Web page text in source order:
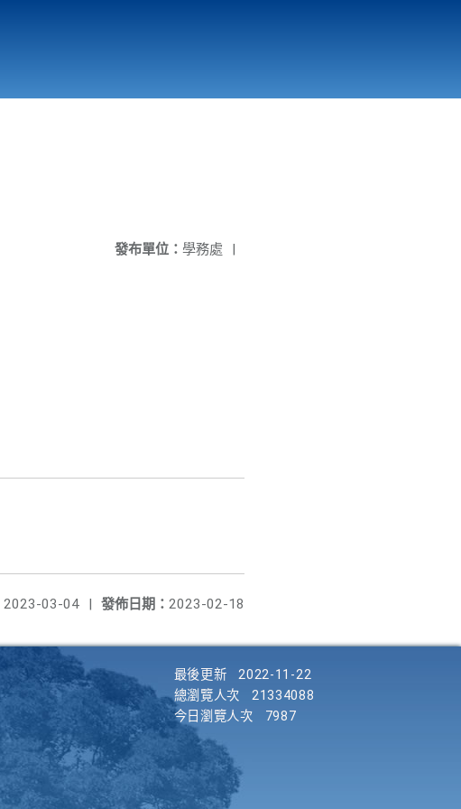
發布單位： 學務處 |
發佈日期： 2023-02-18
2023-03-04 |
最後更新
2022-11-22
總瀏覽人次
21334088
今日瀏覽人次
7987